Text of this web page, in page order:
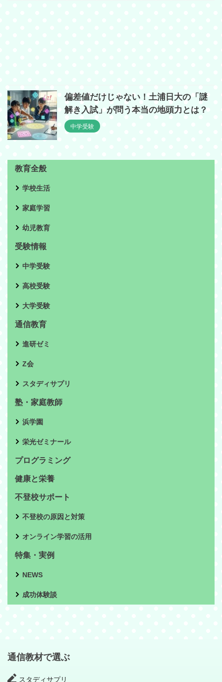
偏差値だけじゃない！土浦日大の「謎
解き入試」が問う本当の地頭力とは？
中学受験
教育全般
学校生活
家庭学習
幼児教育
受験情報
中学受験
高校受験
大学受験
通信教育
進研ゼミ
Z会
スタディサプリ
塾・家庭教師
浜学園
栄光ゼミナール
プログラミング
健康と栄養
不登校サポート
不登校の原因と対策
オンライン学習の活用
特集・実例
NEWS
成功体験談
通信教材で選ぶ
スタディサプリ